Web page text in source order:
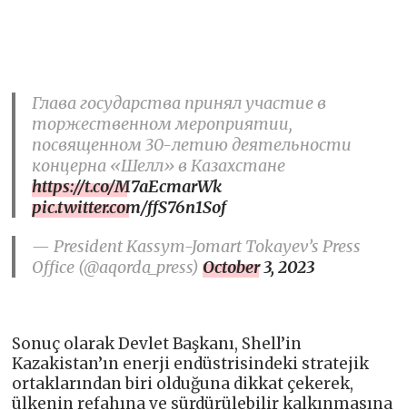
Глава государства принял участие в
торжественном мероприятии,
посвященном 30-летию деятельности
концерна «Шелл» в Казахстане
https://t.co/M7aEcmarWk
pic.twitter.com/ffS76n1Sof
— President Kassym-Jomart Tokayev’s Press
Office (@aqorda_press)October 3, 2023
Sonuç olarak Devlet Başkanı, Shell’in
Kazakistan’ın enerji endüstrisindeki stratejik
ortaklarından biri olduğuna dikkat çekerek,
ülkenin refahına ve sürdürülebilir kalkınmasına